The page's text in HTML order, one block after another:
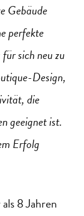
Gebäude
perfekte
sich neu zu
Design,
die
geeignet ist.
Erfolg
8 Jahren